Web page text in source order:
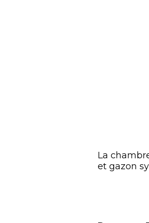
La
et gazon